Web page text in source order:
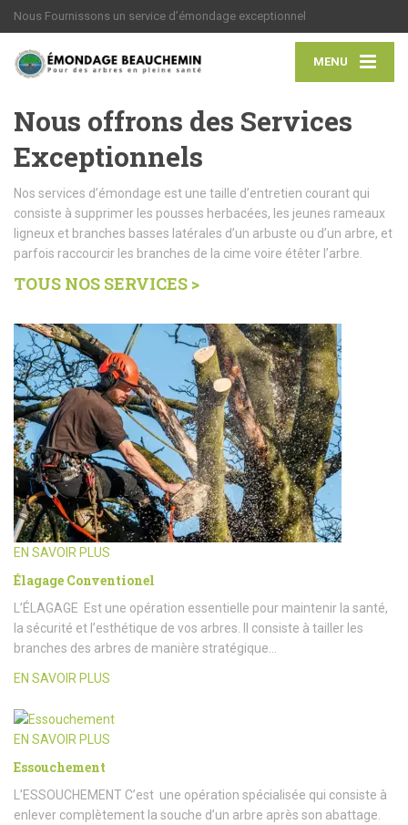
Nous Fournissons un service d’émondage exceptionnel
MENU
Nous offrons des Services
Exceptionnels
Nos services d’émondage est une taille d’entretien courant qui
consiste à supprimer les pousses herbacées, les jeunes rameaux
ligneux et branches basses latérales d’un arbuste ou d’un arbre, et
parfois raccourcir les branches de la cime voire étêter l’arbre.
TOUS NOS SERVICES >
EN SAVOIR PLUS
Élagage Conventionel
L’ÉLAGAGE Est une opération essentielle pour maintenir la santé,
la sécurité et l’esthétique de vos arbres. Il consiste à tailler les
branches des arbres de manière stratégique…
EN SAVOIR PLUS
EN SAVOIR PLUS
Essouchement
L’ESSOUCHEMENT C’est une opération spécialisée qui consiste à
enlever complètement la souche d’un arbre après son abattage.